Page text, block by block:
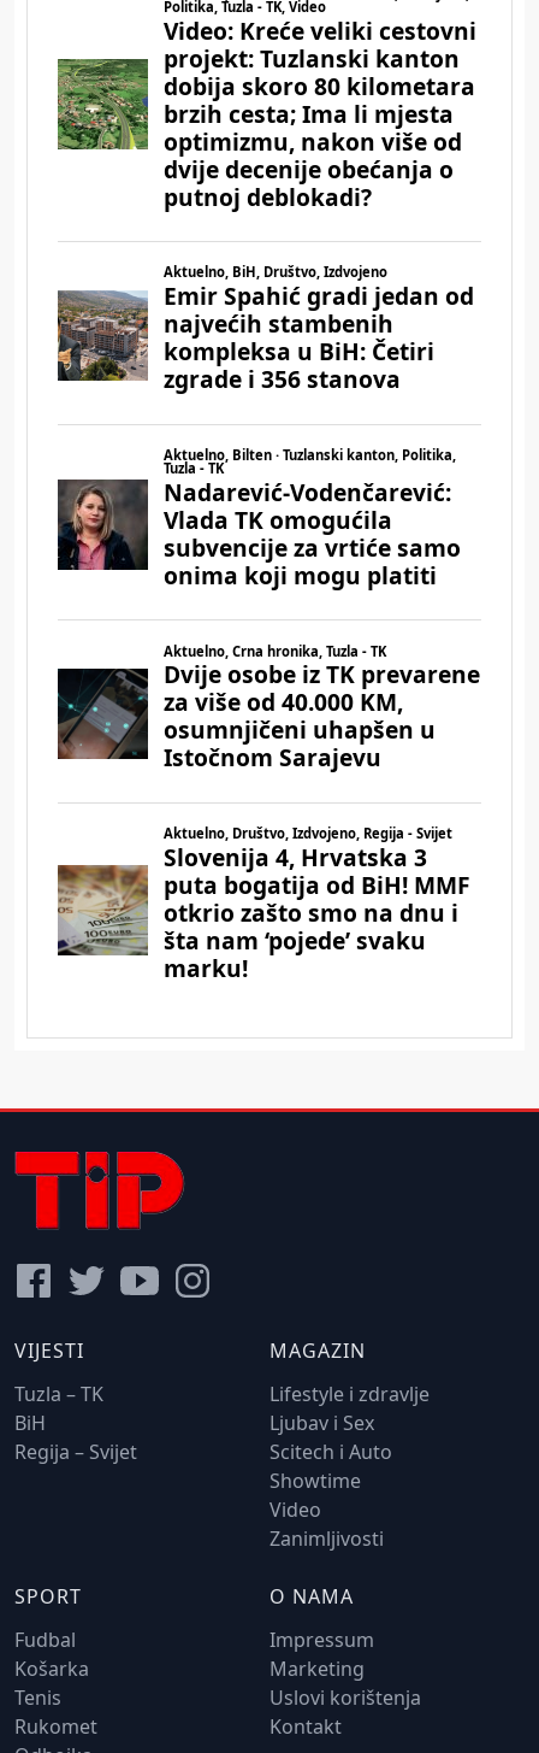
VIJESTI
Tuzla – TK
BiH
Regija – Svijet
MAGAZIN
Lifestyle i zdravlje
Ljubav i Sex
Scitech i Auto
Showtime
Video
Zanimljivosti
SPORT
Fudbal
Košarka
Tenis
Rukomet
O NAMA
Impressum
Marketing
Uslovi korištenja
Kontakt